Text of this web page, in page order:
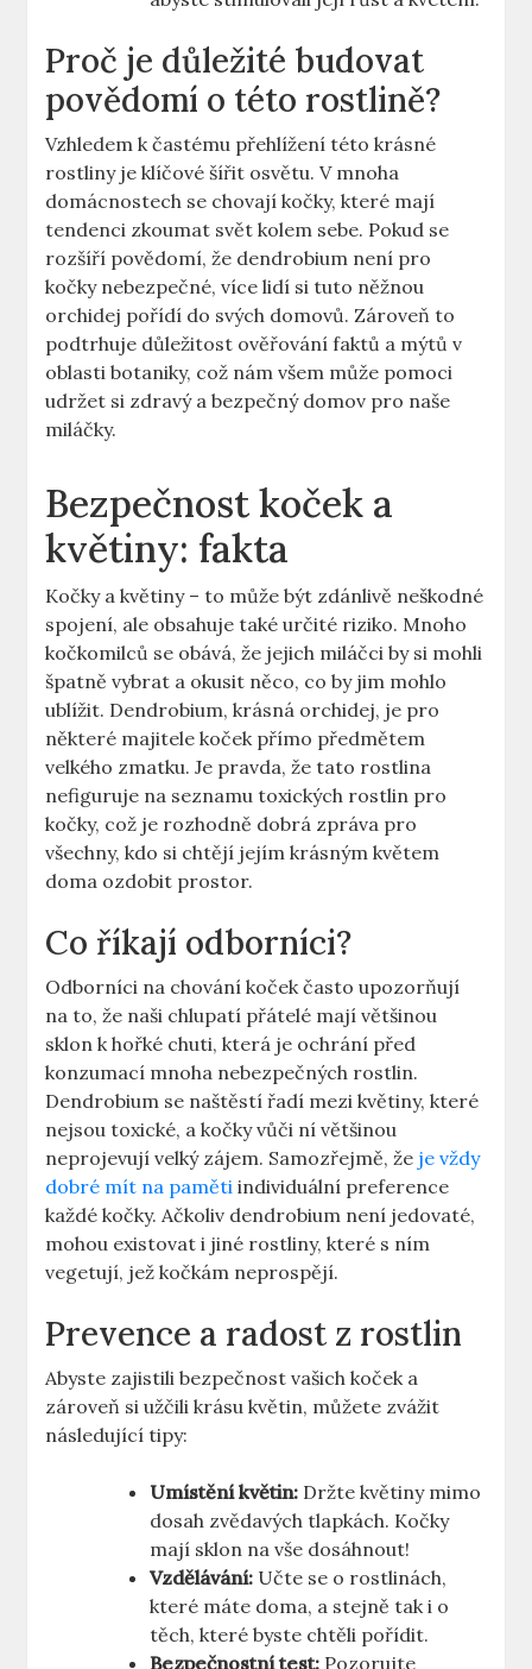
Proč je důležité budovat
povědomí o této rostlině?
Vzhledem k častému přehlížení této krásné
rostliny je klíčové šířit osvětu. V mnoha
domácnostech se chovají kočky, které mají
tendenci zkoumat svět kolem sebe. Pokud se
rozšíří povědomí, že dendrobium není pro
kočky nebezpečné, více lidí si tuto něžnou
orchidej pořídí do svých domovů. Zároveň to
podtrhuje důležitost ověřování faktů a mýtů v
oblasti botaniky, což nám všem může pomoci
udržet si zdravý a bezpečný domov pro naše
miláčky.
Bezpečnost koček a
květiny: fakta
Kočky a květiny – to může být zdánlivě neškodné
spojení, ale obsahuje také určité riziko. Mnoho
kočkomilců se obává, že jejich miláčci by si mohli
špatně vybrat a okusit něco, co by jim mohlo
ublížit. Dendrobium, krásná orchidej, je pro
některé majitele koček přímo předmětem
velkého zmatku. Je pravda, že tato rostlina
nefiguruje na seznamu toxických rostlin pro
kočky, což je rozhodně dobrá zpráva pro
všechny, kdo si chtějí jejím krásným květem
doma ozdobit prostor.
Co říkají odborníci?
Odborníci na chování koček často upozorňují
na to, že naši chlupatí přátelé mají většinou
sklon k hořké chuti, která je ochrání před
konzumací mnoha nebezpečných rostlin.
Dendrobium se naštěstí řadí mezi květiny, které
nejsou toxické, a kočky vůči ní většinou
neprojevují velký zájem. Samozřejmě, že je vždy
dobré mít na paměti individuální preference
každé kočky. Ačkoliv dendrobium není jedovaté,
mohou existovat i jiné rostliny, které s ním
vegetují, jež kočkám neprospějí.
Prevence a radost z rostlin
Abyste zajistili bezpečnost vašich koček a
zároveň si užčili krásu květin, můžete zvážit
následující tipy:
Umístění květin: Držte květiny mimo
dosah zvědavých tlapkách. Kočky
mají sklon na vše dosáhnout!
Vzdělávání: Učte se o rostlinách,
které máte doma, a stejně tak i o
těch, které byste chtěli pořídit.
Bezpečnostní test: Pozorujte